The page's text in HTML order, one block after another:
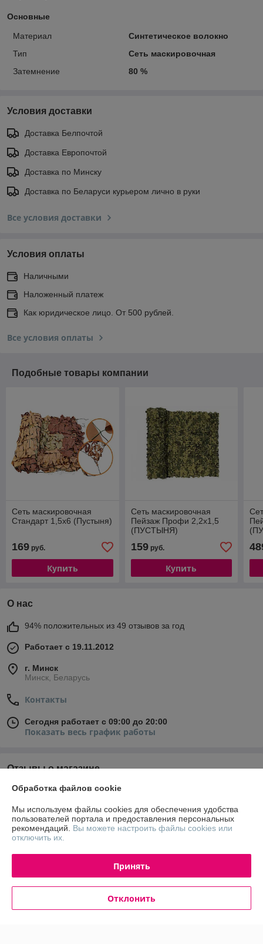
Основные
Материал
Синтетическое волокно
Тип
Сеть маскировочная
Затемнение
80 %
Условия доставки
Доставка Белпочтой
Доставка Европочтой
Доставка по Минску
Доставка по Беларуси курьером лично в руки
Все условия доставки
Условия оплаты
Наличными
Наложенный платеж
Как юридическое лицо. От 500 рублей.
Все условия оплаты
Подобные товары компании
Сеть маскировочная
Стандарт 1,5х6 (Пустыня)
169 руб.
Купить
Сеть маскировочная
Пейзаж Профи 2,2х1,5
(ПУСТЫНЯ)
159руб.
Купить
О нас
94% положительных из 49 отзывов за год
Работает с 19.11.2012
г. Минск
Минск, Беларусь
Контакты
Сегодня работает с 09:00 до 20:00
Показать весь график работы
Отзывы о магазине
У компании пока нет отзывов, добавьте первый
О нас
Контакты
Доставка и оплата
График работы
Обработка файлов cookie
Мы используем файлы cookies для обеспечения удобства
пользователей портала и предоставления персональных
рекомендаций. Вы можете настроить файлы cookies или
отключить их.
Принять
Отклонить